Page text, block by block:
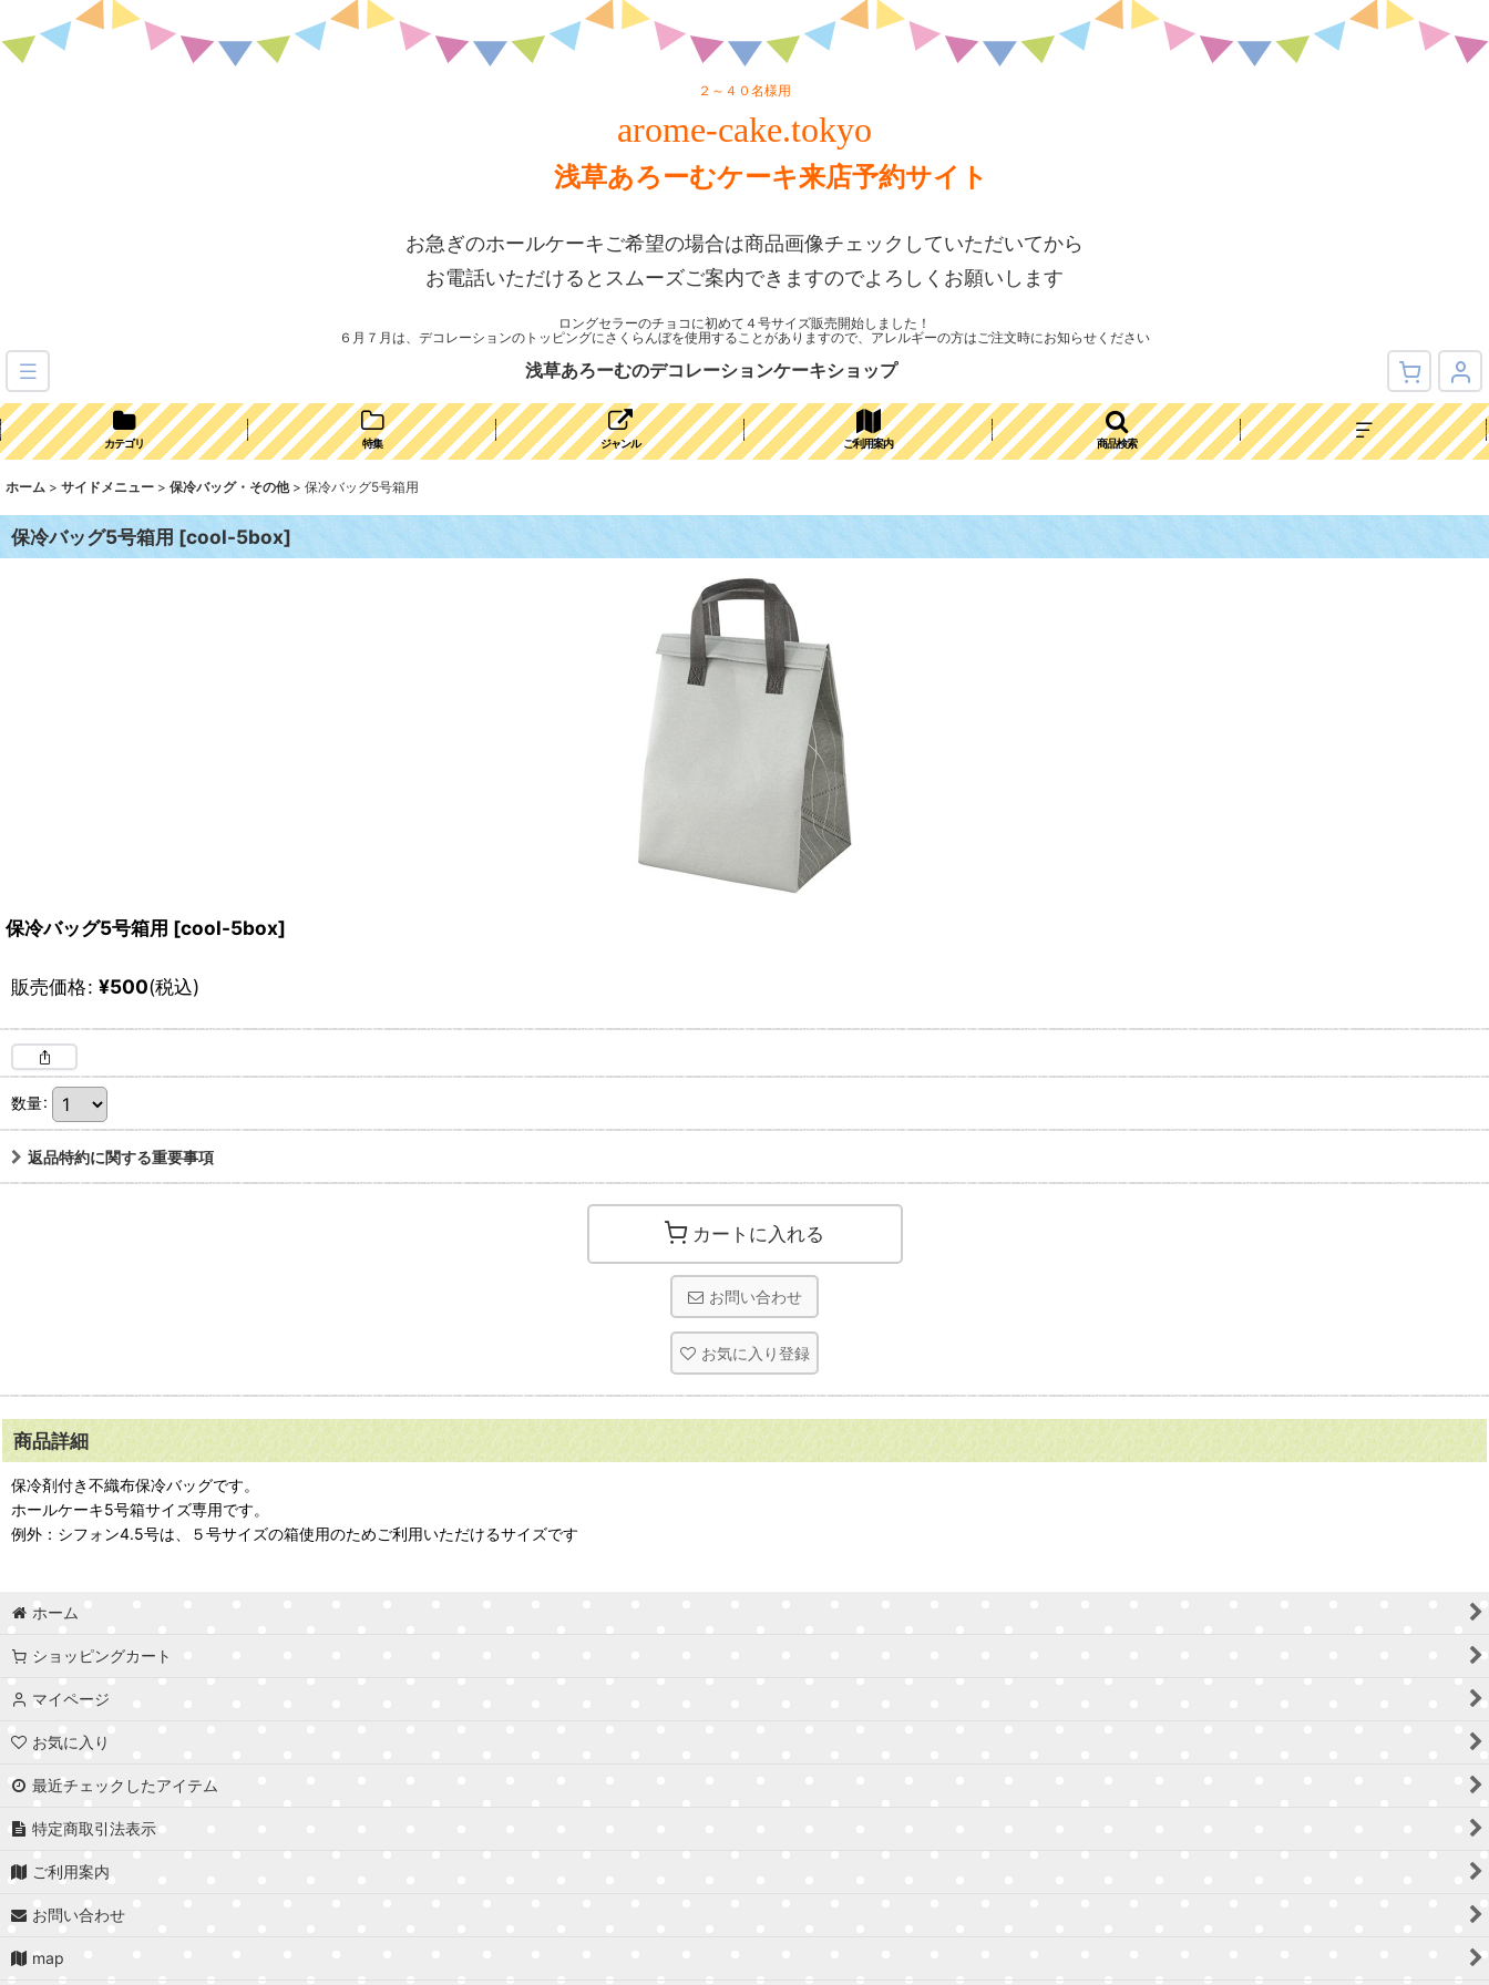
２～４０名様用
arome-cake.tokyo
浅草あろーむケーキ来店予約サイト
お急ぎのホールケーキご希望の場合は商品画像チェックしていただいてから
お電話いただけるとスムーズご案内できますのでよろしくお願いします
ロングセラーのチョコに初めて４号サイズ販売開始しました！
６月７月は、デコレーションのトッピングにさくらんぼを使用することがありますので、アレルギーの方はご注文時にお知らせください
浅草あろーむのデコレーションケーキショップ
カテゴリ 特集 ジャンル ご利用案内 商品検索
ホーム > サイドメニュー > 保冷バッグ・その他 > 保冷バッグ5号箱用
保冷バッグ5号箱用 [cool-5box]
保冷バッグ5号箱用 [cool-5box]
販売価格: ¥500(税込)
数量:
返品特約に関する重要事項
カートに入れる
お問い合わせ
お気に入り登録
商品詳細
保冷剤付き不織布保冷バッグです。
ホールケーキ5号箱サイズ専用です。
例外：シフォン4.5号は、５号サイズの箱使用のためご利用いただけるサイズです
ホーム
ショッピングカート
マイページ
お気に入り
最近チェックしたアイテム
特定商取引法表示
ご利用案内
お問い合わせ
map